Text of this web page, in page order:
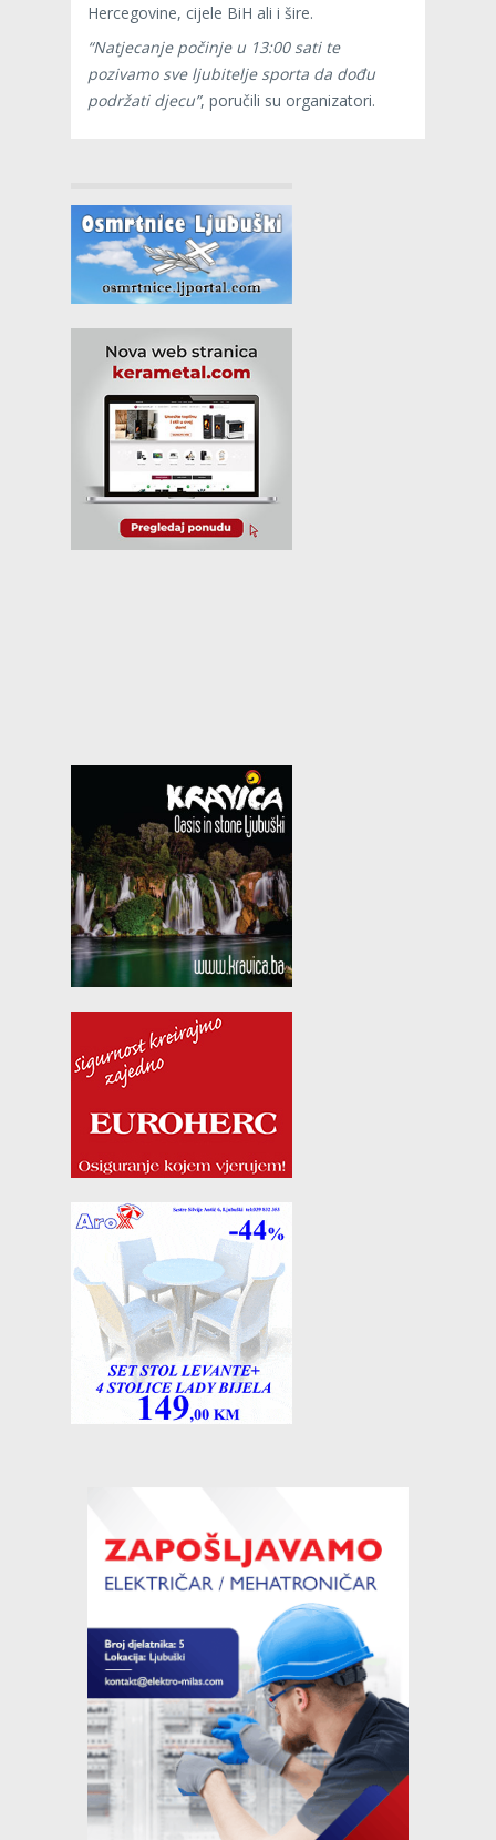
Hercegovine, cijele BiH ali i šire.
“Natjecanje počinje u 13:00 sati te
pozivamo sve ljubitelje sporta da dođu
podržati djecu”, poručili su organizatori.